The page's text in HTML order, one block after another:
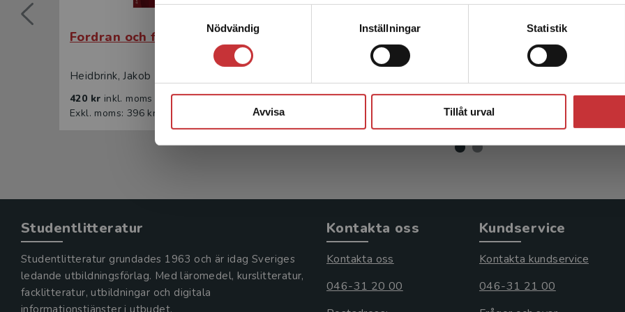
Samtyckesval
Nödvändig
Inställningar Statistik
Avvisa Tillåt urval
Fordran och fordringsrätt
Heidbrink, Jakob
420 kr inkl. moms
Exkl. moms: 396 kr
Fordran och fordringsrätt
263 krinkl. moms
Exkl. moms: 248 kr
Personrätt
372 krinkl. moms
Exkl. moms: 351 kr
Studentlitteratur
Studentlitteratur grundades 1963 och är idag Sveriges
ledande utbildningsförlag. Med läromedel, kurslitteratur,
facklitteratur, utbildningar och digitala
Kontakta oss
Kontakta oss
046-31 20 00
Kundservice
Kontakta kundservice
046-31 21 00